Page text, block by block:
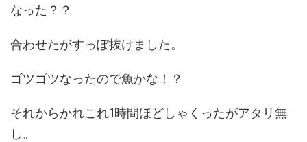
なった？？
合わせたがすっぽ抜けました。
ゴツゴツなったので魚かな！？
それからかれこれ1時間ほどしゃくったがアタリ無
し。